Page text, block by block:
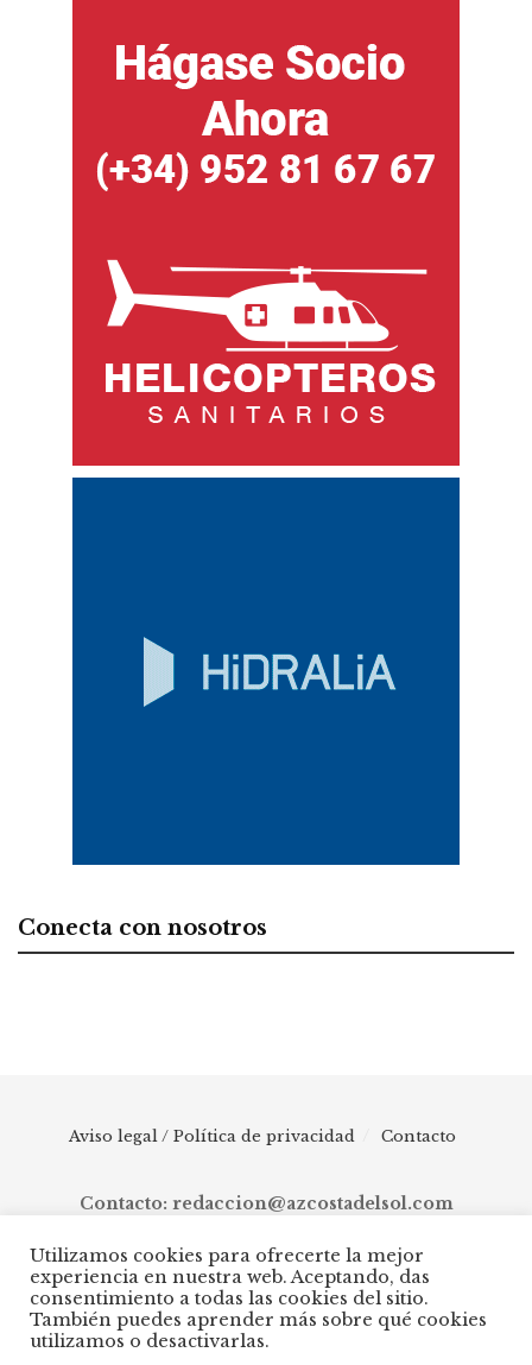
Conecta con nosotros
Aviso legal / Política de privacidad Contacto
Contacto: redaccion@azcostadelsol.com
© 2025 AZ Costa del Sol - Diario digital de Málaga capital hasta
Manilva, pasando por Torremolinos, Benalmádena, Fuengirola,
Mijas, Ojén, Marbella, Istán, Benahavís, Estepona y Casares.
Utilizamos cookies para ofrecerte la mejor
experiencia en nuestra web. Aceptando, das
consentimiento a todas las cookies del sitio.
También puedes aprender más sobre qué cookies
utilizamos o desactivarlas.